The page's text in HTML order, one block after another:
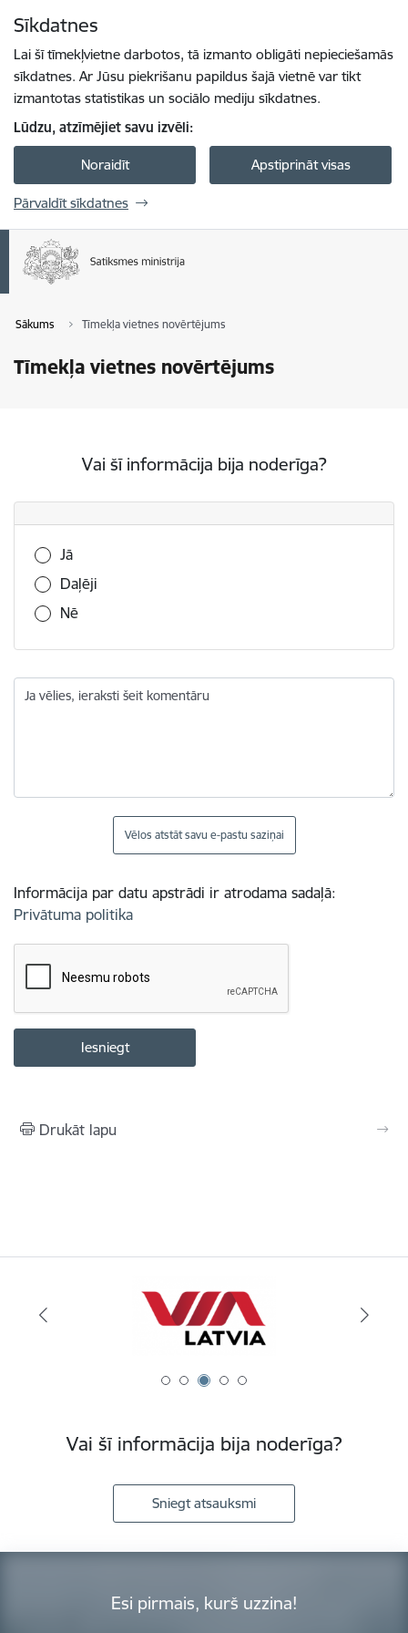
Sīkdatnes
Lai šī tīmekļvietne darbotos, tā izmanto obligāti nepieciešamās
sīkdatnes. Ar Jūsu piekrišanu papildus šajā vietnē var tikt
izmantotas statistikas un sociālo mediju sīkdatnes.
Lūdzu, atzīmējiet savu izvēli:
Noraidīt Apstiprināt visas
Pārvaldīt sīkdatnes
Sākums Tīmekļa vietnes novērtējums
Tīmekļa vietnes novērtējums
Vai šī informācija bija noderīga?
Vai šī informācija bija noderīga?
Jā
Daļēji
Nē
Ja vēlies, ieraksti šeit komentāru
Vēlos atstāt savu e-pastu saziņai
Informācija par datu apstrādi ir atrodama sadaļā:
Privātuma politika
Drukāt lapu
Vai šī informācija bija noderīga?
Sniegt atsauksmi
Esi pirmais, kurš uzzina!